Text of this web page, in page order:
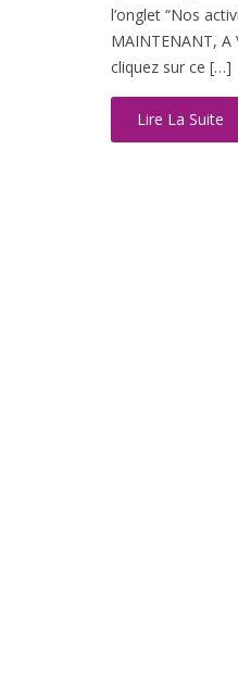
l’onglet “Nos
MAINTENANT, A
cliquez sur ce […]
Lire La Suite